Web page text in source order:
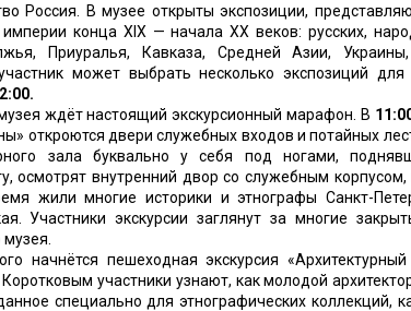
Россия. В музее открыты экспозиции,
конца XIX — начала XX веков: русских,
Приуралья, Кавказа, Средней Азии,
может выбрать несколько экспозиций
ждёт настоящий экскурсионный марафон. В
откроются двери служебных входов и потайных
зала буквально у себя под ногами,
осмотрят внутренний двор со служебным
жили многие историки и этнографы Санкт-
Участники экскурсии заглянут за многие
начнётся пешеходная экскурсия
участники узнают, как молодой
специально для этнографических коллекций,